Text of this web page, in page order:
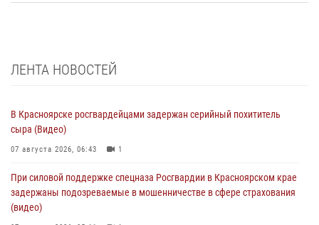
ЛЕНТА НОВОСТЕЙ
В Красноярске росгвардейцами задержан серийный похититель
сыра (Видео)
07 августа 2026, 06:43 1
При силовой поддержке спецназа Росгвардии в Красноярском крае
задержаны подозреваемые в мошенничестве в сфере страхования
(видео)